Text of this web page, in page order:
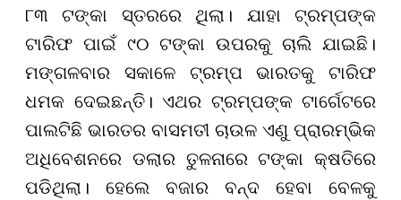
୮୩ ଟଙ୍କା ସ୍ତରରେ ଥିଲା। ଯାହା ଟ୍ରମ୍ପଙ୍କ
ଟାରିଫ ପାଇଁ ୯୦ ଟଙ୍କା ଉପରକୁ ଚାଲି ଯାଇଛି।
ମଙ୍ଗଳବାର ସକାଳେ ଟ୍ରମ୍ପ ଭାରତକୁ ଟାରିଫ
ଧମକ ଦେଇଛନ୍ତି। ଏଥର ଟ୍ରମ୍ପଙ୍କ ଟାର୍ଗେଟରେ
ପାଲଟିଛି ଭାରତର ବାସମତୀ ଚାଉଳ ଏଣୁ ପ୍ରାରମ୍ଭିକ
ଅଧିବେଶନରେ ଡଲାର ତୁଳନାରେ ଟଙ୍କା କ୍ଷତିରେ
ପଡିଥିଲା। ହେଲେ ବଜାର ବନ୍ଦ ହେବା ବେଳକୁ